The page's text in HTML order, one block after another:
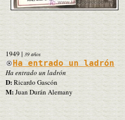
1949 | 39 años
Ha entrado un ladrón
Ha entrado un ladrón
D:Ricardo Gascón
M:Juan Durán Alemany